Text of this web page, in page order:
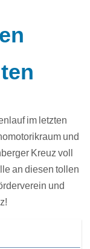
im letzten
und
Kreuz voll
an diesen tollen
und